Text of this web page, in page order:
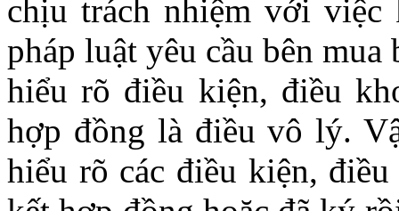
chịu trách nhiệm với
pháp luật yêu cầu bên
hiểu rõ điều kiện, điều
hợp đồng là điều vô lý.
hiểu rõ các điều kiện,